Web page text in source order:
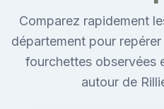
Comparez rapidement
département pour
fourchettes observées
autour de